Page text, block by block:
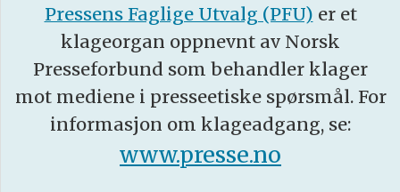
Pressens Faglige Utvalg (PFU) er et
klageorgan oppnevnt av Norsk
Presseforbund som behandler klager
mot mediene i presseetiske spørsmål. For
informasjon om klageadgang, se:
www.presse.no